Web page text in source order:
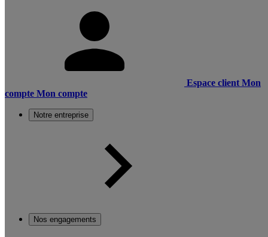
Espace client Mon
compte Mon compte
Notre entreprise
Nos engagements